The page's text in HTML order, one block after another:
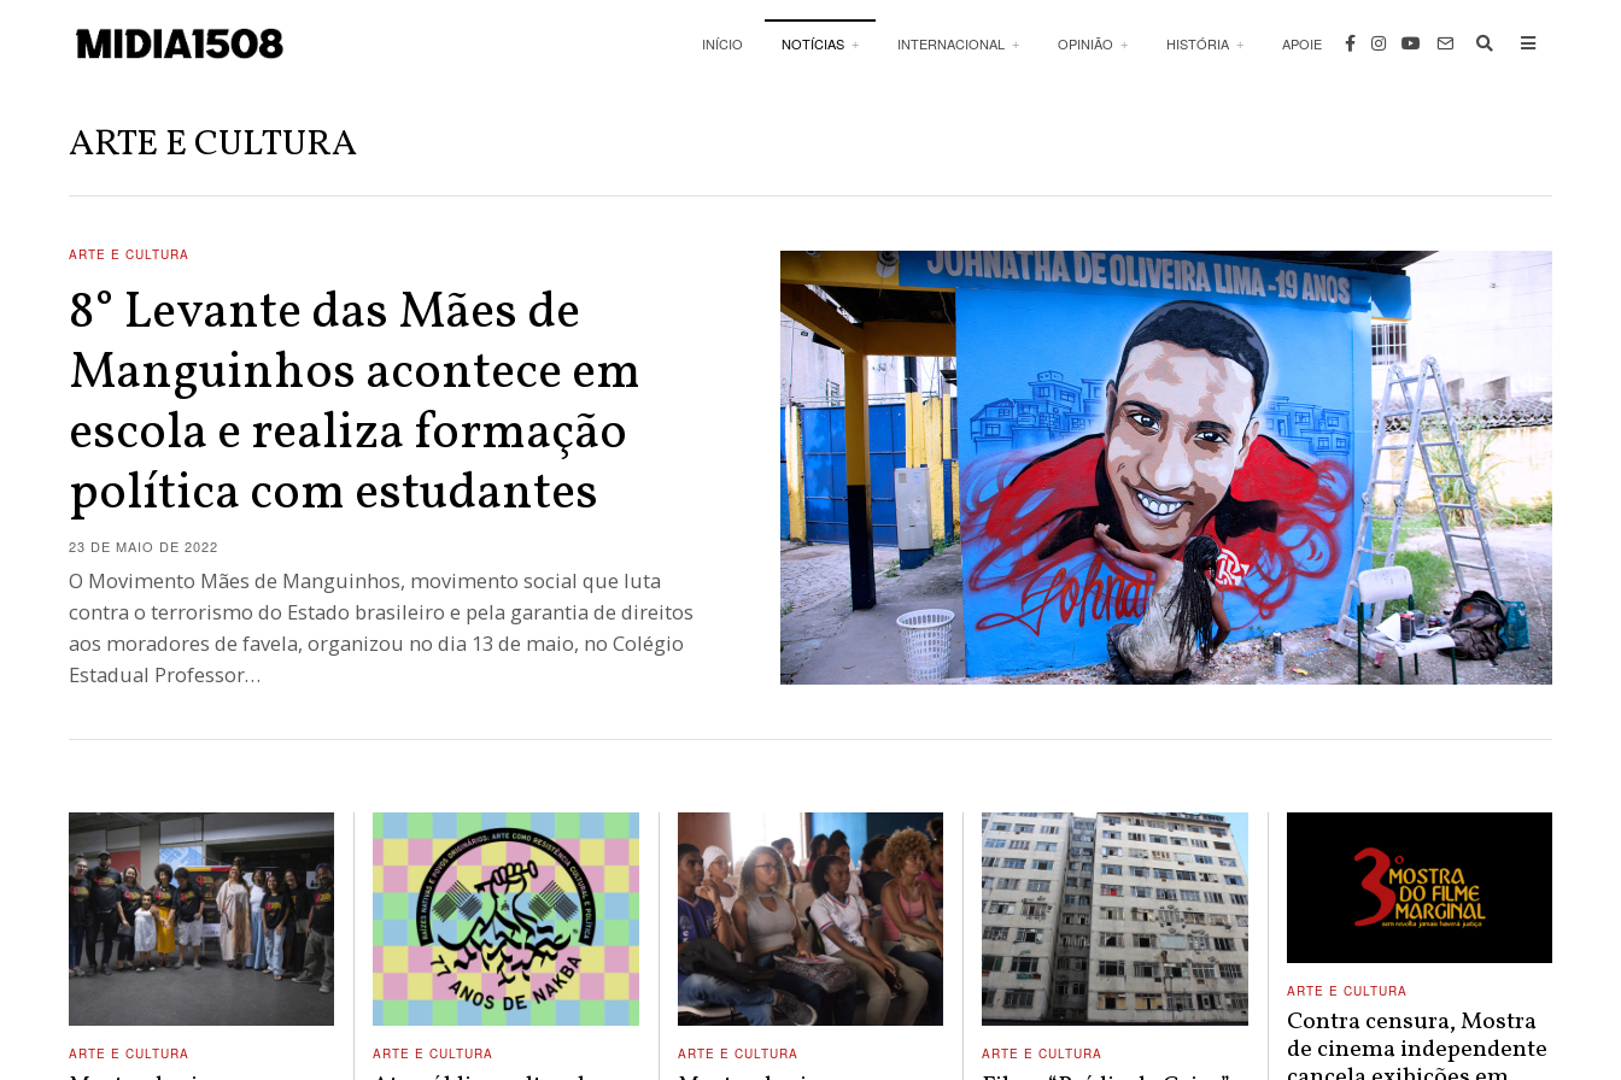
INÍCIO NOTÍCIAS INTERNACIONAL OPINIÃO HISTÓRIA APOIE
ARTE E CULTURA
ARTE E CULTURA
8° Levante das Mães de
Manguinhos acontece em
escola e realiza formação
política com estudantes
23 DE MAIO DE 2022
O Movimento Mães de Manguinhos, movimento social que luta
contra o terrorismo do Estado brasileiro e pela garantia de direitos
aos moradores de favela, organizou no dia 13 de maio, no Colégio
Estadual Professor…
ARTE E CULTURA ARTE E CULTURA ARTE E CULTURA ARTE E CULTURA
ARTE E CULTURA
Contra censura, Mostra
de cinema independente